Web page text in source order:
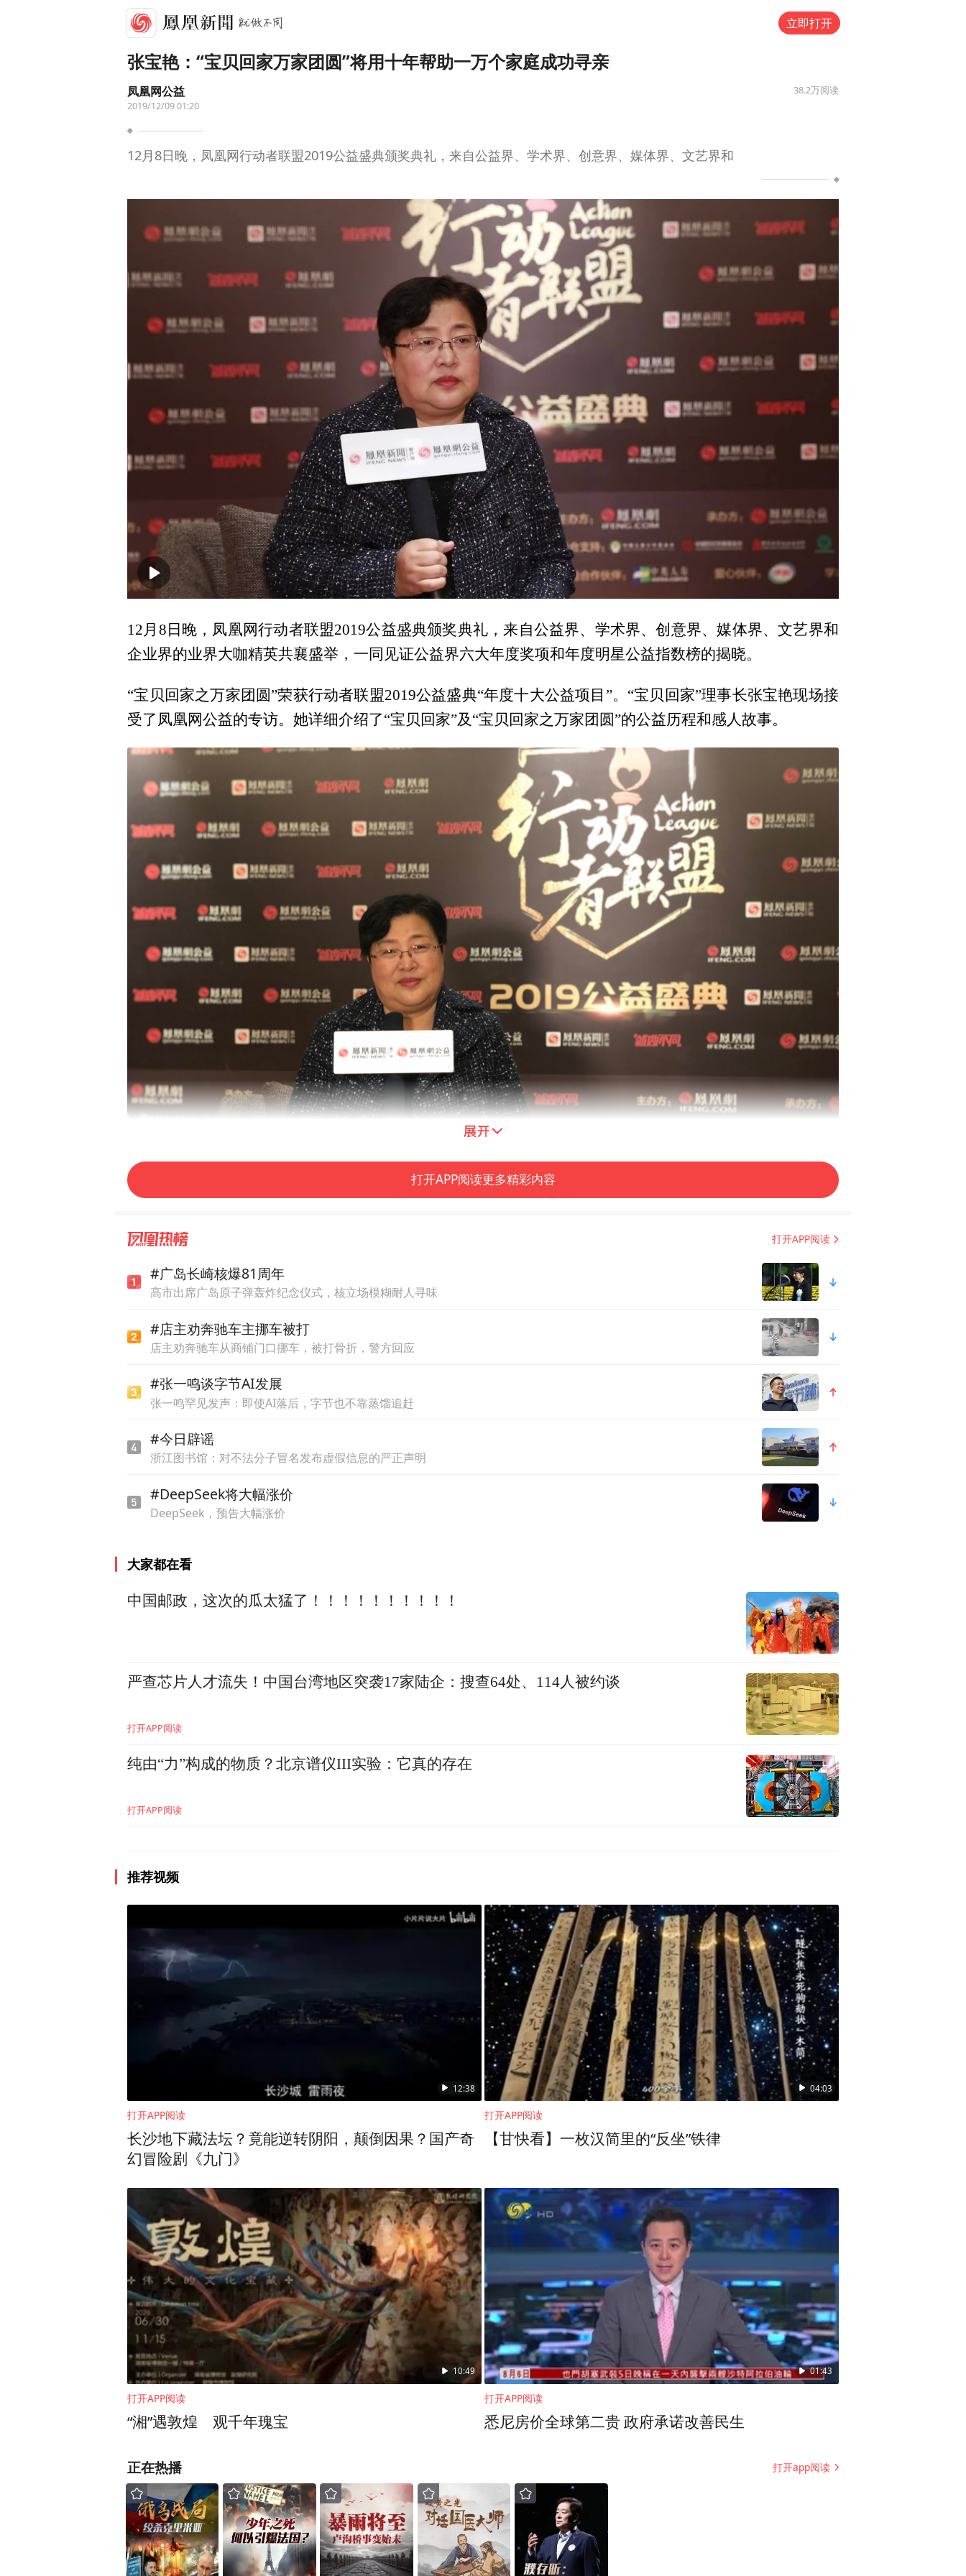
立即打开
张宝艳：“宝贝回家万家团圆”将用十年帮助一万个家庭成功寻亲
凤凰网公益
2019/12/09 01:20
38.2万阅读
12月8日晚，凤凰网行动者联盟2019公益盛典颁奖典礼，来自公益界、学术界、创意界、媒体界、文艺界和
00:00 10:36
12月8日晚，凤凰网行动者联盟2019公益盛典颁奖典礼，来自公益界、学术界、创意界、媒体界、文艺界和
企业界的业界大咖精英共襄盛举，一同见证公益界六大年度奖项和年度明星公益指数榜的揭晓。
“宝贝回家之万家团圆”荣获行动者联盟2019公益盛典“年度十大公益项目”。“宝贝回家”理事长张宝艳现场接
受了凤凰网公益的专访。她详细介绍了“宝贝回家”及“宝贝回家之万家团圆”的公益历程和感人故事。
以下为专访实录：
凤凰网公益：到目前为止，“宝贝回家”项目帮助了多少家庭团圆？帮助多少被拐儿童找到了亲人？
张宝艳：我们从2007年开始做“宝贝回家”，到现在为止已经帮助了5700多个家庭团圆，其中有3179个是走
失及被拐的孩子。我们从2018年开始启动“万家团圆”这个项目，每年帮助1000个家庭团圆，这个项目我们准
备做十年期，这十年正好一万个家庭。我们2018年已经完成了1151个。2019年截止到现在，已经超过了
1300个，我们估计八年左右就能提前完成这个十年“万家团圆”的项目目标。
凤凰网公益：
张宝艳： 很多孩子在被拐之后，其实知道这个家不是自己的家，他们一直在找家，但是在这个过程中，很多
人是不理解的，认为他们忘恩负义，给了他们很多压力。所以，这些孩子就在这个环境下，其实压力非常
有一个叫中华的孩子，他因为找家，媳妇跟他反目，不跟他过了，后来他的养父母家把他送到精神病院，认
为他精神不好。但他出来后，还是在找家，他自己印了一个“宝贝回家”的T恤，推一个自行车，带上一些寻
子信息的传单，插上旗帜，骑着车到处走，只要哪儿有寻亲活动，他一定到现场。有时候一些志愿者说我在
大道上碰到一个推自行车的人，我说肯定是中华，这个人执着找了这么多年，“宝贝回家”成立之初，他就在
亲过程中遇上各种困难，他们都没有放弃。
2007年您创办“宝贝回家寻子网”，在国内引领了“互联网+打拐”新模式。是什么让您12年如一
日走在打拐前线？是否也会有无助的时刻，如何调节？
张宝艳：我们志愿者有一句话就叫“我们与死神在赛跑”。在四川简阳的时候，有个孩子在没找到家的时候得
了肺癌。养父母一听他是肺癌晚期，连电话都不接了。在最后治疗期间，是我们“宝贝回家”的志愿者在照顾
他。后来他自己说“我是宝贝回家的孩子”。一直到他去世，墓地也是“宝贝回家”给买的，给葬的。我们今年
才把他家找到，所以像这样的孩子，可能大家要再加把劲儿，也许能提前找到他的亲人，不让他有这种遗
好多孩子回家之后，父母已经不在了，有些孩子自己也因为疾病，或者一些意外都不在了，所以我们的志愿
者每天都非常辛苦，就是与死神赛跑，希望能够不让他们再有遗憾。
记得1992年的时候，一个报告文选叫《超越谋杀的罪恶》，写的就是被拐儿童家长寻找孩子的故事。那时候
我第一次知道在现实生活中还有人贩子，过了两三个月的时间，我儿子和我妈妈出去上商场，意外走失了几
个小时。我当时就把结果想到最坏，我想会不会让人贩子拐走了。所以那几个小时，我一直想，孩子要是找
不到了我就不活了，因为我肯定是承担不了这种孩子被拐的灾难。后来是虚惊一场，但从那以后我就开始关
注这个群体，我就发现这个群体寻找孩子，找得非常难，方法非常原始，就是贴寻人启示，成立一个小的寻
子联盟，甚至很多家长看到很多被拐的孩子不是自己的孩子，他不知道怎么帮这些孩子找家。
我爱人是师范学院的老师，他正好是做网络的，他说这个问题有解，如果我们做一个网站，把这些信息放到
这个网站上，大家共享，可能是说我们就对他有所帮助。就这样我在2007年把工作辞去了，就做“宝贝回家”
的网站。
帮助别人，就感觉我们真是说有点傻。还有些人认为我们是作秀，有的说我们是炒作，反正说我们骗钱，说
的特别难听。经常有人在网上发一些帖子，说我们去骗钱去了，所以那时候我和我爱人，我们俩就坚持，我
们做公益不收寻亲人一分钱。当时别人给我们赞助，我们一分钱不要。这样的话我可能用行动证明我自己。
后来一直到2009年年底的时候规模越来越大，靠我们的力量确实是不行了，这样的话我们才开始招募工作人
员，开始租场地，接受社会赞助。
打开APP阅读更多精彩内容
打开APP阅读
#广岛长崎核爆81周年
高市出席广岛原子弹轰炸纪念仪式，核立场模糊耐人寻味
#店主劝奔驰车主挪车被打
店主劝奔驰车从商铺门口挪车，被打骨折，警方回应
#张一鸣谈字节AI发展
张一鸣罕见发声：即使AI落后，字节也不靠蒸馏追赶
#今日辟谣
浙江图书馆：对不法分子冒名发布虚假信息的严正声明
#DeepSeek将大幅涨价
DeepSeek，预告大幅涨价
大家都在看
中国邮政，这次的瓜太猛了！！！！！！！！！！
严查芯片人才流失！中国台湾地区突袭17家陆企：搜查64处、114人被约谈
打开APP阅读
纯由“力”构成的物质？北京谱仪III实验：它真的存在
打开APP阅读
推荐视频
12:38
打开APP阅读
长沙地下藏法坛？竟能逆转阴阳，颠倒因果？国产奇
幻冒险剧《九门》
04:03
打开APP阅读
【甘快看】一枚汉简里的“反坐”铁律
10:49
打开APP阅读
“湘”遇敦煌 观千年瑰宝
01:43
打开APP阅读
悉尼房价全球第二贵 政府承诺改善民生
正在热播 打开app阅读